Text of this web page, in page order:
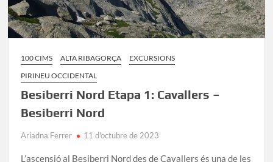
100 CIMS ALTA RIBAGORÇA
EXCURSIONS
PIRINEU OCCIDENTAL
Besiberri Nord Etapa 1: Cavallers –
Besiberri Nord
Ariadna Ferrer 11 d'octubre de 2023
L’ascensió al Besiberri Nord des de Cavallers és una de les